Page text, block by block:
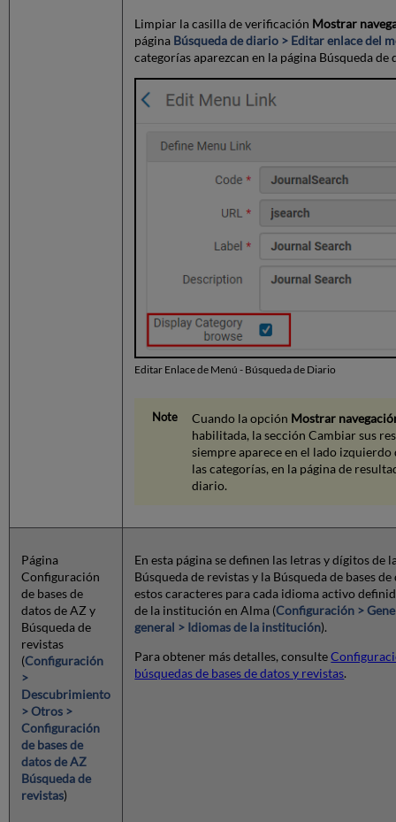
Limpiar la casilla de verificación Mostrar
página Búsqueda de diario > Editar enlace del
categorías aparezcan en la página Búsqueda de
Editar Enlace de Menú - Búsqueda de Diario
Cuando la opción Mostrar
habilitada, la sección Cambiar sus
siempre aparece en el lado izquierdo
las categorías, en la página de
diario.
Página
Configuración
de bases de
datos de AZ y
Búsqueda de
revistas
(Configuración
>
Descubrimiento
> Otros >
Configuración
de bases de
datos de AZ
Búsqueda de
revistas)
En esta página se definen las letras y dígitos de
Búsqueda de revistas y la Búsqueda de bases
estos caracteres para cada idioma activo
de la institución en Alma (Configuración >
general > Idiomas de la institución).
Para obtener más detalles, consulte
búsquedas de bases de datos y revistas.